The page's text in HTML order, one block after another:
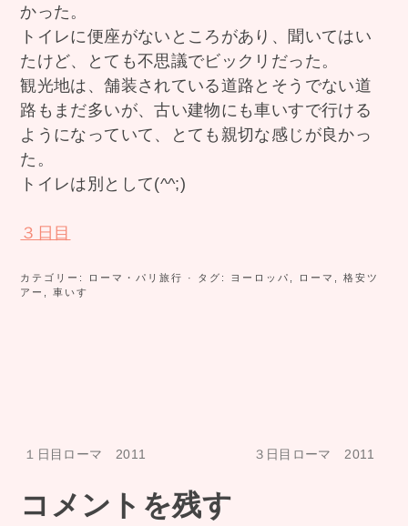
かった。
トイレに便座がないところがあり、聞いてはい
たけど、とても不思議でビックリだった。
観光地は、舗装されている道路とそうでない道
路もまだ多いが、古い建物にも車いすで行ける
ようになっていて、とても親切な感じが良かっ
た。
トイレは別として(^^;)
３日目
カテゴリー: ローマ・パリ旅行 · タグ: ヨーロッパ ローマ ,格安ツ
アー
,車いす
投
稿
１日目ローマ 2011 ３日目ローマ 2011
コメントを残す